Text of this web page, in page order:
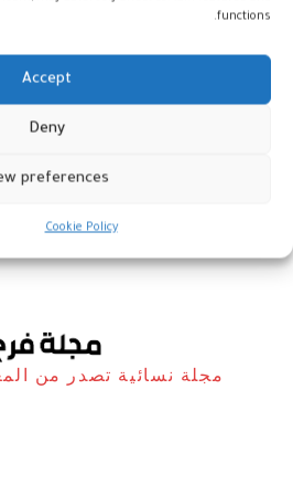
functions.
Accept
Deny
preferences
Cookie Policy
النسخة الثانية
مجلة نسائية تصدر من